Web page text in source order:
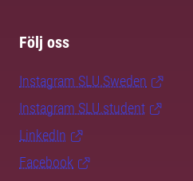
Följ oss
Instagram SLU.Sweden
Instagram SLU.student
LinkedIn
Facebook